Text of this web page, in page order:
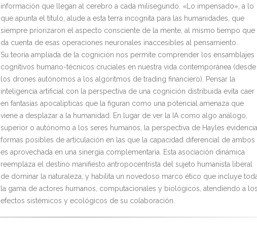
información que llegan al cerebro a cada milisegundo. «Lo impensado», a lo
que apunta el título, alude a esta terra incognita para las humanidades, que
siempre priorizaron el aspecto consciente de la mente, al mismo tiempo que
da cuenta de esas operaciones neuronales inaccesibles al pensamiento.
Su teoría ampliada de la cognición nos permite comprender los ensamblajes
cognitivos humano-técnicos cruciales en nuestra vida contemporánea (desde
los drones autónomos a los algoritmos de trading financiero). Pensar la
inteligencia artificial con la perspectiva de una cognición distribuida evita caer
en fantasías apocalípticas que la figuran como una potencial amenaza que
viene a desplazar a la humanidad. En lugar de ver la IA como algo análogo,
superior o autónomo a los seres humanos, la perspectiva de Hayles evidencia
formas posibles de articulación en las que la capacidad diferencial de ambos
es aprovechada en una sinergia complementaria. Esta asociación dinámica
reemplaza el destino manifiesto antropocentrista del sujeto humanista liberal
de dominar la naturaleza, y habilita un novedoso marco ético que incluye
la gama de actores humanos, computacionales y biológicos, atendiendo a los
efectos sistémicos y ecológicos de su colaboración.